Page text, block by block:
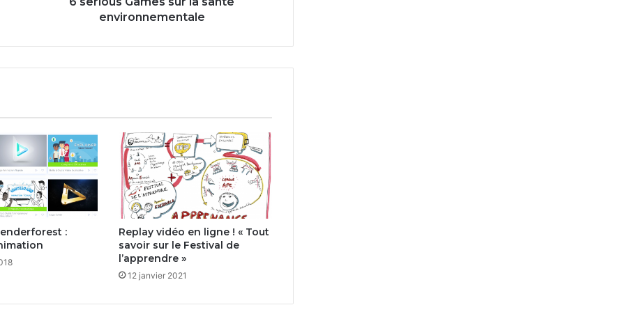
environnementale
:
Replay vidéo en ligne ! « Tout
savoir sur le Festival de
l’apprendre »
12 janvier 2021